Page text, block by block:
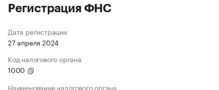
Регистрация ФНС
Дата регистрации
27 апреля 2024
Код налогового органа
1000
Наименование налогового органа